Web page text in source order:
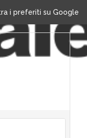
i preferiti su Google